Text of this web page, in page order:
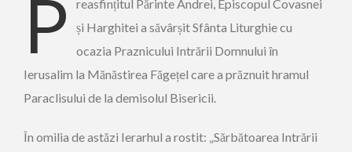
P
reasfințitul Părinte Andrei, Episcopul Covasnei
și Harghitei a săvârșit Sfânta Liturghie cu
ocazia Praznicului Intrării Domnului în
Ierusalim la Mănăstirea Făgețel care a prăznuit hramul
Paraclisului de la demisolul Bisericii.
În omilia de astăzi Ierarhul a rostit: „Sărbătoarea Intrării